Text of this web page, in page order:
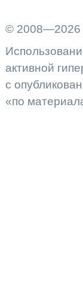
© 2008—2026
активной
с
«по